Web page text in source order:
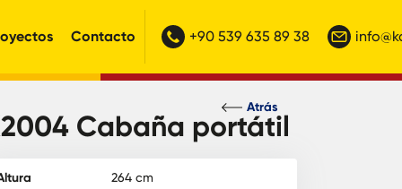
Contacto +90 539 635 89 38
Atrás
Cabaña portátil
264 cm